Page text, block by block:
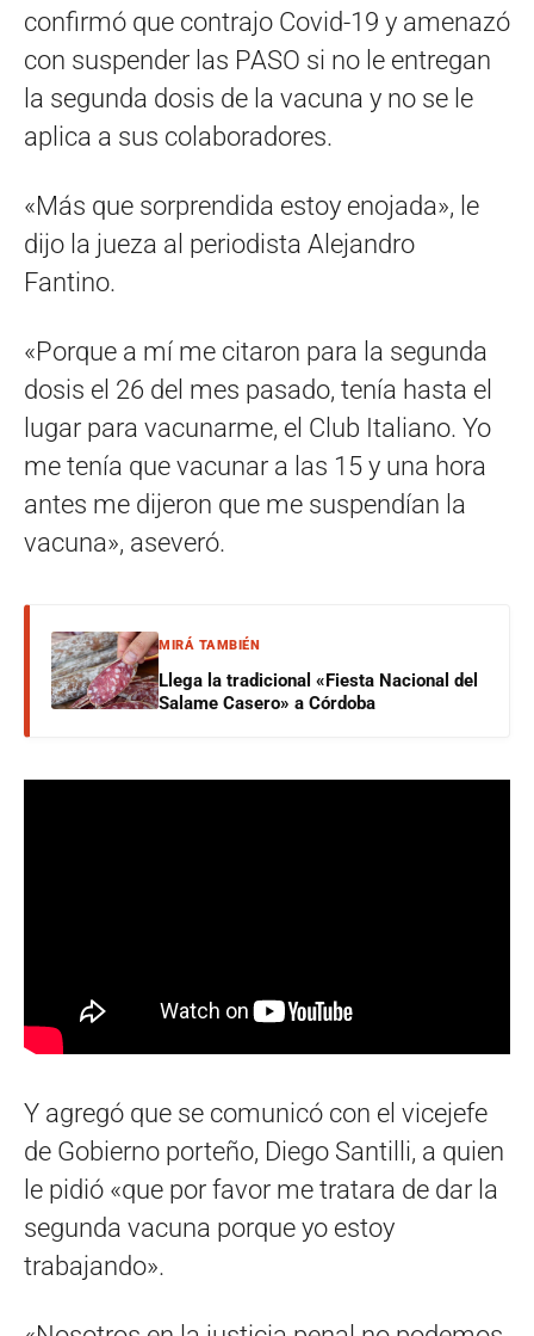
confirmó que contrajo Covid-19 y amenazó
con suspender las PASO si no le entregan
la segunda dosis de la vacuna y no se le
aplica a sus colaboradores.
«Más que sorprendida estoy enojada», le
dijo la jueza al periodista Alejandro
Fantino.
«Porque a mí me citaron para la segunda
dosis el 26 del mes pasado, tenía hasta el
lugar para vacunarme, el Club Italiano. Yo
me tenía que vacunar a las 15 y una hora
antes me dijeron que me suspendían la
vacuna», aseveró.
MIRÁ TAMBIÉN
Llega la tradicional «Fiesta Nacional del
Salame Casero» a Córdoba
Y agregó que se comunicó con el vicejefe
de Gobierno porteño, Diego Santilli, a quien
le pidió «que por favor me tratara de dar la
segunda vacuna porque yo estoy
trabajando».